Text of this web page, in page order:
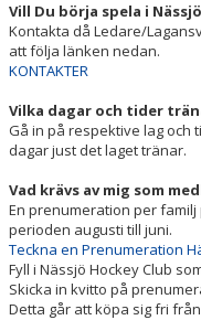
MEDLEMSKAP
ISTIDEN
VARA MEDLEM
HOCKEYSKOLAN
FÖRENINGSSHOP
FÖRENINGEN
Vill Du börja spela i Nässjö
Kontakta då Ledare/
att följa länken nedan.
KONTAKTER
Vilka dagar och tider
Gå in på respektive lag och
dagar just det laget tränar.
Vad krävs av mig som
En prenumeration per
perioden augusti till juni.
Teckna en Prenumeration
Fyll i Nässjö Hockey Club
Skicka in kvitto på
Detta går att köpa sig fri